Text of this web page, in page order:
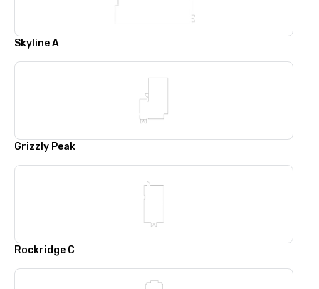
Skyline A
Grizzly Peak
Rockridge C